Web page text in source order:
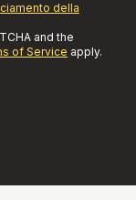
della
and the
of Service apply.